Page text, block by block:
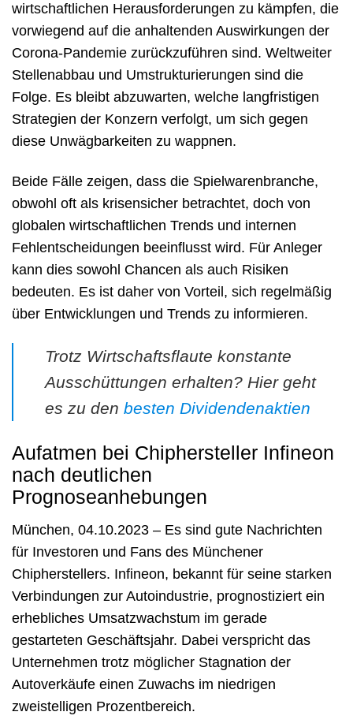
wirtschaftlichen Herausforderungen zu kämpfen, die
vorwiegend auf die anhaltenden Auswirkungen der
Corona-Pandemie zurückzuführen sind. Weltweiter
Stellenabbau und Umstrukturierungen sind die
Folge. Es bleibt abzuwarten, welche langfristigen
Strategien der Konzern verfolgt, um sich gegen
diese Unwägbarkeiten zu wappnen.
Beide Fälle zeigen, dass die Spielwarenbranche,
obwohl oft als krisensicher betrachtet, doch von
globalen wirtschaftlichen Trends und internen
Fehlentscheidungen beeinflusst wird. Für Anleger
kann dies sowohl Chancen als auch Risiken
bedeuten. Es ist daher von Vorteil, sich regelmäßig
über Entwicklungen und Trends zu informieren.
Trotz Wirtschaftsflaute konstante
Ausschüttungen erhalten? Hier geht
es zu den besten Dividendenaktien
Aufatmen bei Chiphersteller Infineon
nach deutlichen
Prognoseanhebungen
München, 04.10.2023 – Es sind gute Nachrichten
für Investoren und Fans des Münchener
Chipherstellers. Infineon, bekannt für seine starken
Verbindungen zur Autoindustrie, prognostiziert ein
erhebliches Umsatzwachstum im gerade
gestarteten Geschäftsjahr. Dabei verspricht das
Unternehmen trotz möglicher Stagnation der
Autoverkäufe einen Zuwachs im niedrigen
zweistelligen Prozentbereich.